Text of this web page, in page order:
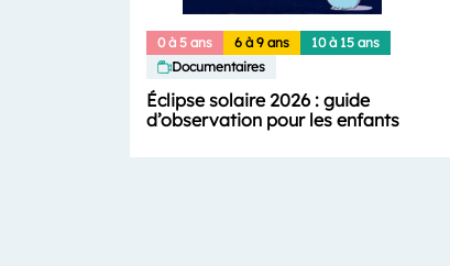
0 à 5 ans 6 à 9 ans
10 à 15 ans
Documentaires
Éclipse solaire 2026 : guide
d’observation pour les enfants